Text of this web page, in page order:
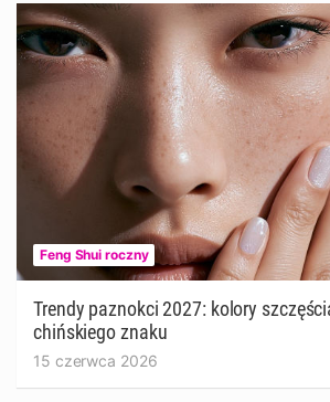
Feng Shui roczny
Trendy paznokci 2027: kolory
chińskiego znaku
15 czerwca 2026